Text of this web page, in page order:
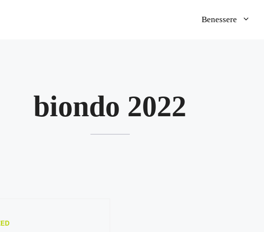
Benessere
biondo 2022